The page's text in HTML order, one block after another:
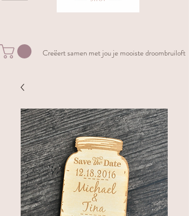
Creëert samen met jou je mooiste droombruiloft